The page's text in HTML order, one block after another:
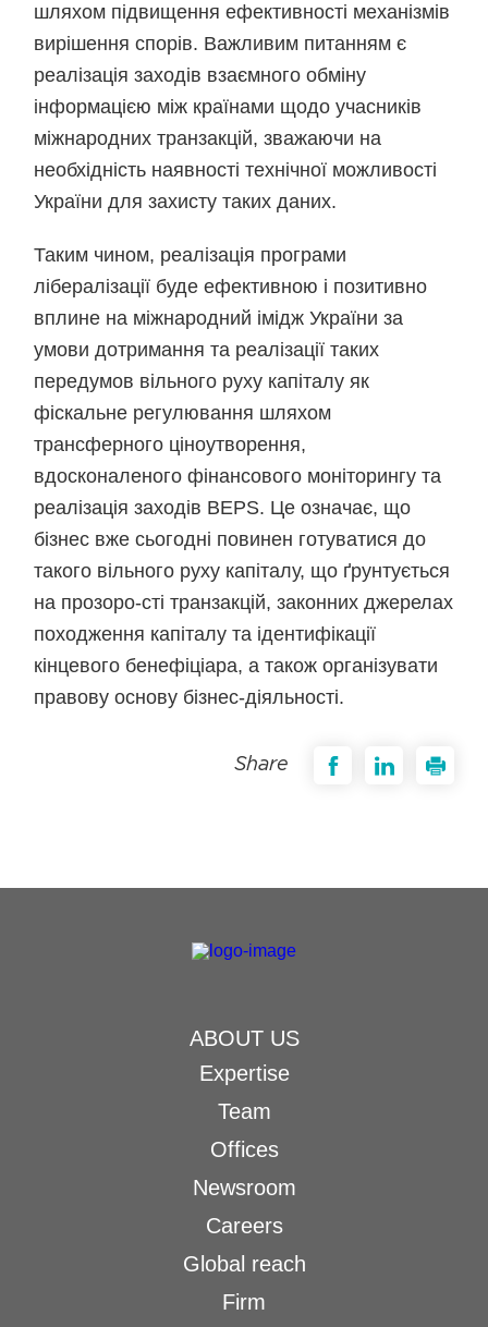
шляхом підвищення ефективності механізмів
вирішення спорів. Важливим питанням є
реалізація заходів взаємного обміну
інформацією між країнами щодо учасників
міжнародних транзакцій, зважаючи на
необхідність наявності технічної можливості
України для захисту таких даних.
Таким чином, реалізація програми
лібералізації буде ефективною і позитивно
вплине на міжнародний імідж України за
умови дотримання та реалізації таких
передумов вільного руху капіталу як
фіскальне регулювання шляхом
трансферного ціноутворення,
вдосконаленого фінансового моніторингу та
реалізація заходів BEPS. Це означає, що
бізнес вже сьогодні повинен готуватися до
такого вільного руху капіталу, що ґрунтується
на прозоро-сті транзакцій, законних джерелах
походження капіталу та ідентифікації
кінцевого бенефіціара, а також організувати
правову основу бізнес-діяльності.
Share
ABOUT US
Expertise
Team
Offices
Newsroom
Careers
Global reach
Firm